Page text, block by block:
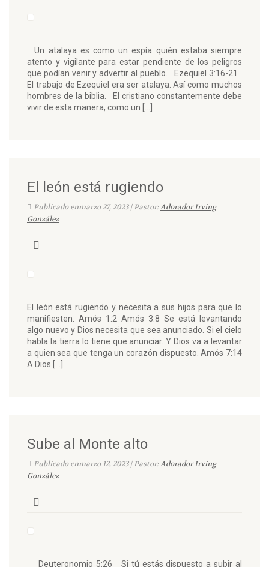
Un atalaya es como un espía quién estaba siempre
atento y vigilante para estar pendiente de los peligros
que podían venir y advertir al pueblo. Ezequiel 3:16-21
El trabajo de Ezequiel era ser atalaya. Así como muchos
hombres de la biblia. El cristiano constantemente debe
vivir de esta manera, como un […]
El león está rugiendo
Publicado enmarzo 27, 2023 | Pastor:Adorador Irving
González
El león está rugiendo y necesita a sus hijos para que lo
manifiesten. Amós 1:2 Amós 3:8 Se está levantando
algo nuevo y Dios necesita que sea anunciado. Si el cielo
habla la tierra lo tiene que anunciar. Y Dios va a levantar
a quien sea que tenga un corazón dispuesto. Amós 7:14
A Dios […]
Sube al Monte alto
Publicado enmarzo 12, 2023 | Pastor:Adorador Irving
González
Deuteronomio 5:26 Si tú estás dispuesto a subir al